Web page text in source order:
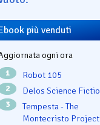
più venduti
ogni ora
1 Robot 105
2 Delos Science
3
Tempesta - The
Montecristo